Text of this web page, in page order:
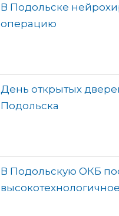
В Подольске
операцию
День открытых
Подольска
В Подольскую ОКБ